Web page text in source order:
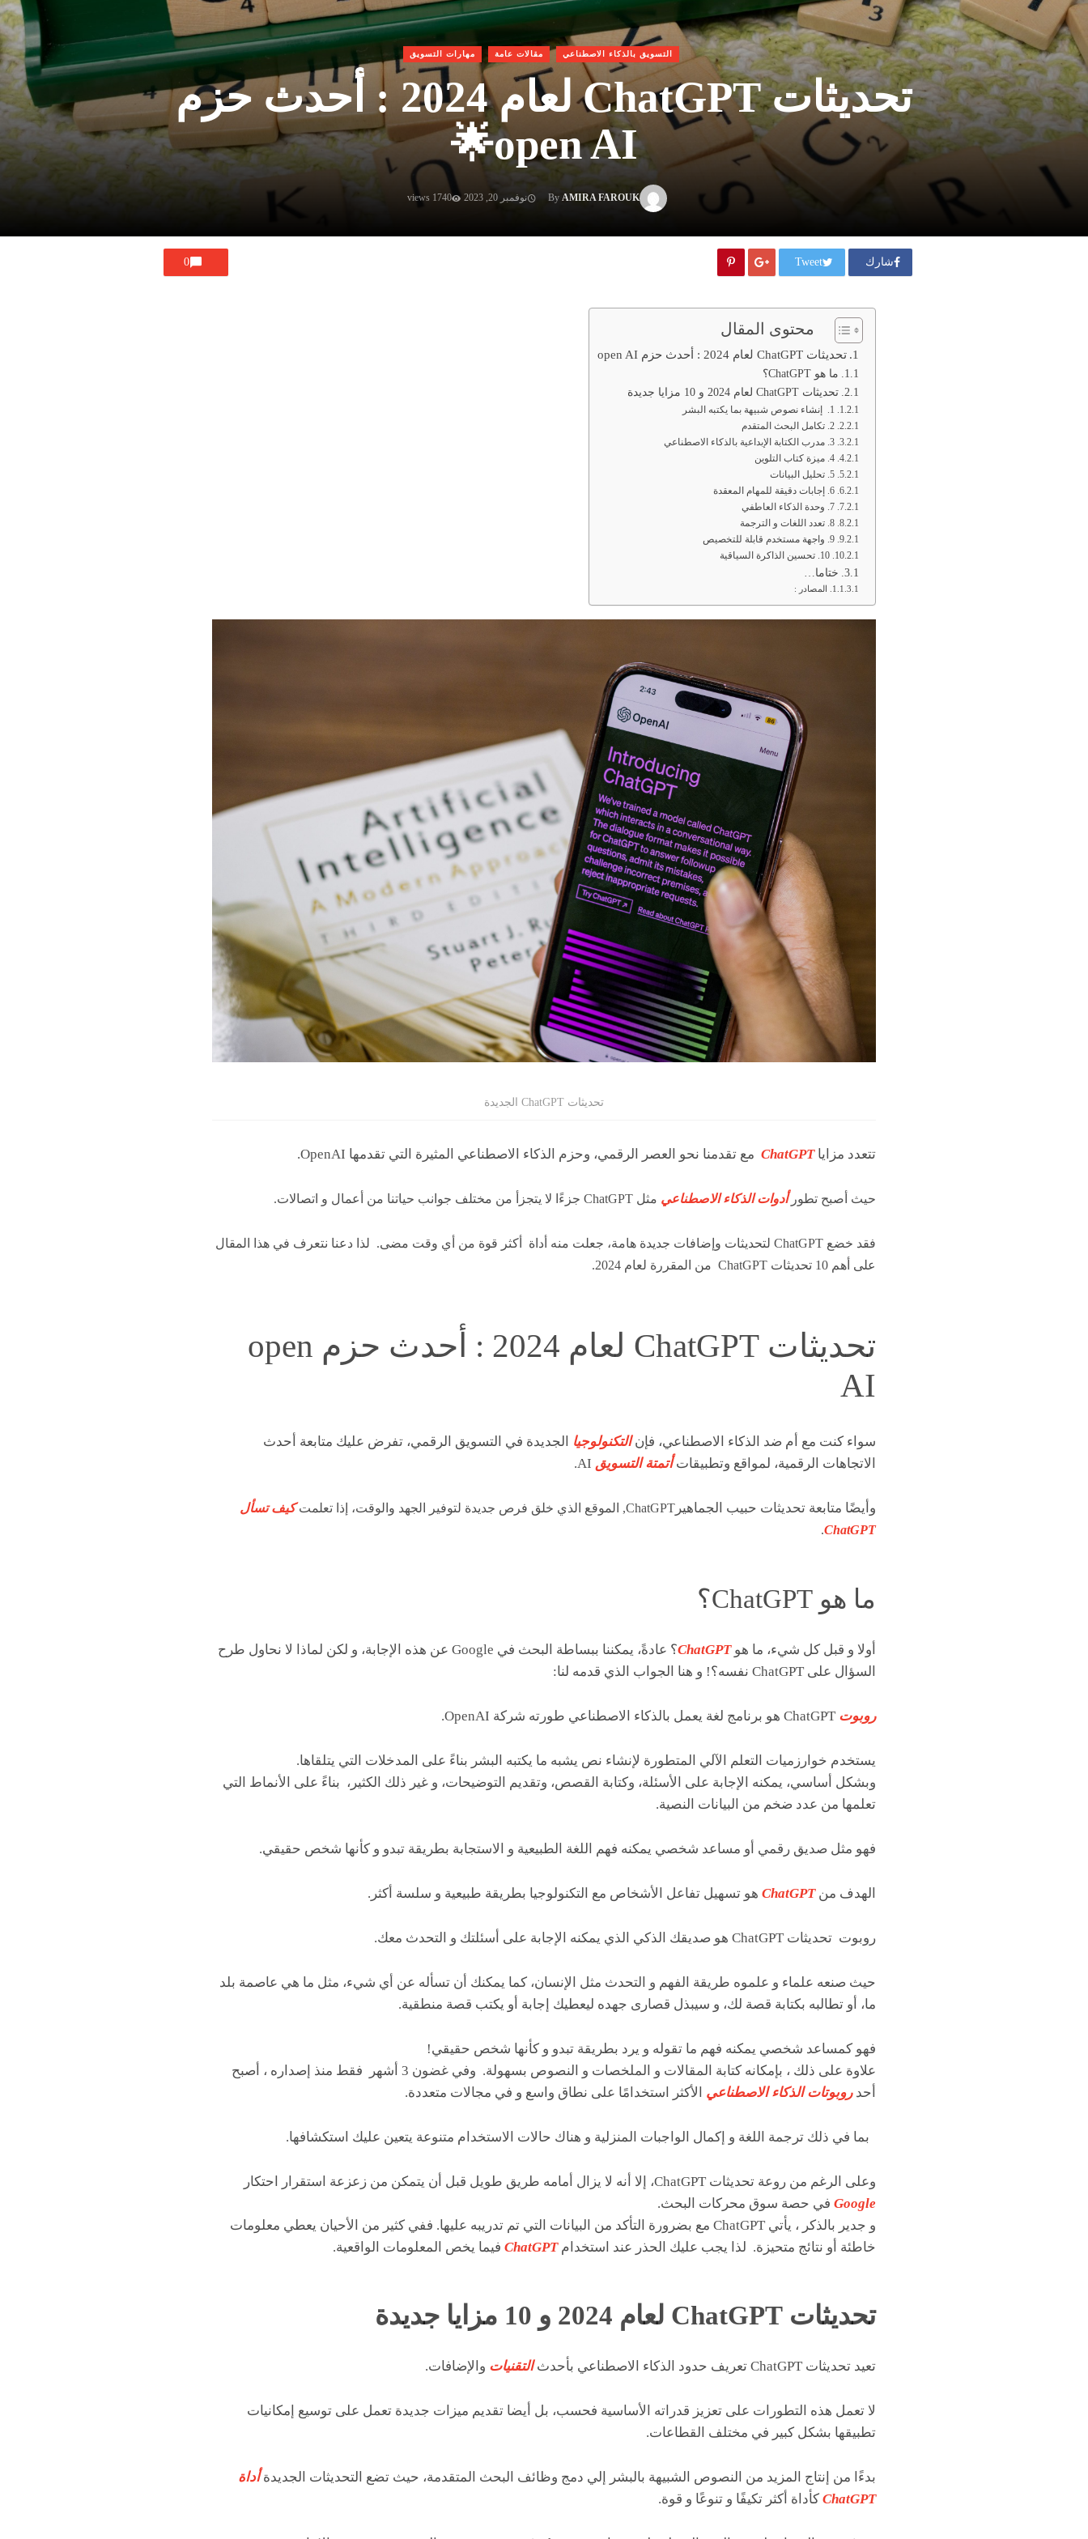
التسويق بالذكاء الاصطناعي مقالات عامة مهارات التسويق
تحديثات ChatGPT لعام 2024 : أحدث حزم
open AI🌟
By AMIRA FAROUK نوفمبر 20, 2023 1740 views
شارك Tweet
0
محتوى المقال
تحديثات ChatGPT لعام 2024 : أحدث حزم open AI
ما هو ChatGPT؟
تحديثات ChatGPT لعام 2024 و 10 مزايا جديدة
1. إنشاء نصوص شبيهة بما يكتبه البشر
2. تكامل البحث المتقدم
3. مدرب الكتابة الإبداعية بالذكاء الاصطناعي
4. ميزة كتاب التلوين
5. تحليل البيانات
6. إجابات دقيقة للمهام المعقدة
7. وحدة الذكاء العاطفي
8. تعدد اللغات و الترجمة
9. واجهة مستخدم قابلة للتخصيص
10. تحسين الذاكرة السياقية
ختاما…
المصادر :
تحديثات ChatGPT الجديدة
تتعدد مزاياChatGPT مع تقدمنا ​​نحو العصر الرقمي، وحزم الذكاء الاصطناعي المثيرة التي تقدمها OpenAI.
حيث أصبح تطورأدوات الذكاء الاصطناعي مثل ChatGPT جزءًا لا يتجزأ من مختلف جوانب حياتنا من أعمال و اتصالات.
فقد خضع ChatGPT لتحديثات وإضافات جديدة هامة، جعلت منه أداة أكثر قوة من أي وقت مضى. لذا دعنا نتعرف في هذا المقال
على أهم 10 تحديثات ChatGPT من المقررة لعام 2024.
تحديثات ChatGPT لعام 2024 : أحدث حزم open
AI
سواء كنت مع أم ضد الذكاء الاصطناعي، فإنالتكنولوجيا
الجديدة في التسويق الرقمي، تفرض عليك متابعة أحدث
الاتجاهات الرقمية، لمواقع وتطبيقاتأتمتة التسويق
وأيضًا متابعة تحديثات حبيب الجماهير ChatGPT, الموقع الذي خلق فرص جديدة لتوفير الجهد والوقت، إذا تعلمت
كيف تسأل
ChatGPT
.
ما هو ChatGPT؟
أولا و قبل كل شيء، ما هوChatGPT
؟ عادةً، يمكننا ببساطة البحث في Google عن هذه الإجابة، و لكن لماذا لا نحاول طرح
السؤال على ChatGPT نفسه؟! و هنا الجواب الذي قدمه لنا:
روبوت
يستخدم خوارزميات التعلم الآلي المتطورة لإنشاء نص يشبه ما يكتبه البشر بناءً على المدخلات التي يتلقاها.
وبشكل أساسي، يمكنه الإجابة على الأسئلة، وكتابة القصص، وتقديم التوضيحات، و غير ذلك الكثير، بناءً على الأنماط التي
تعلمها من عدد ضخم من البيانات النصية.
فهو مثل صديق رقمي أو مساعد شخصي يمكنه فهم اللغة الطبيعية و الاستجابة بطريقة تبدو و كأنها شخص حقيقي.
الهدف منChatGPT هو تسهيل تفاعل الأشخاص مع التكنولوجيا بطريقة طبيعية و سلسة أكثر.
روبوت تحديثات ChatGPT هو صديقك الذكي الذي يمكنه الإجابة على أسئلتك و التحدث معك.
حيث صنعه علماء و علموه طريقة الفهم و التحدث مثل الإنسان، كما يمكنك أن تسأله عن أي شيء، مثل ما هي عاصمة بلد
ما، أو تطالبه بكتابة قصة لك، و سيبذل قصارى جهده ليعطيك إجابة أو يكتب قصة منطقية.
فهو كمساعد شخصي يمكنه فهم ما تقوله و يرد بطريقة تبدو و كأنها شخص حقيقي!
علاوة على ذلك ، بإمكانه كتابة المقالات و الملخصات و النصوص بسهولة. وفي غضون 3 أشهر فقط منذ إصداره ، أصبح
أحدروبوتات الذكاء الاصطناعي الأكثر استخدامًا على نطاق واسع و في مجالات متعددة.
بما في ذلك ترجمة اللغة و إكمال الواجبات المنزلية و هناك حالات الاستخدام متنوعة يتعين عليك استكشافها.
وعلى الرغم من روعة تحديثات ChatGPT، إلا أنه لا يزال أمامه طريق طويل قبل أن يتمكن من زعزعة استقرار احتكار
Google في حصة سوق محركات البحث.
و جدير بالذكر ، يأتي ChatGPT مع بضرورة التأكد من البيانات التي تم تدريبه عليها. ففي كثير من الأحيان يعطي معلومات
خاطئة أو نتائج متحيزة. لذا يجب عليك الحذر عند استخدامChatGPT فيما يخص المعلومات الواقعية.
تحديثات ChatGPT لعام 2024 و 10 مزايا جديدة
تعيد تحديثات ChatGPT تعريف حدود الذكاء الاصطناعي بأحدث التقنيات والإضافات.
لا تعمل هذه التطورات على تعزيز قدراته الأساسية فحسب، بل أيضا تقديم ميزات جديدة تعمل على توسيع إمكانيات
تطبيقها بشكل كبير في مختلف القطاعات.
بدءًا من إنتاج المزيد من النصوص الشبيهة بالبشر إلي دمج وظائف البحث المتقدمة، حيث تضع التحديثات الجديدةأداة
ChatGPT كأداة أكثر تكيفًا و تنوعًا و قوة.